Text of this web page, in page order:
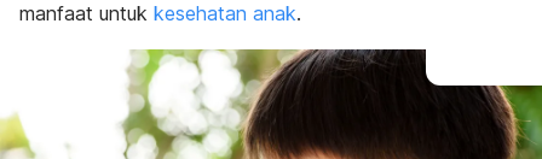
manfaat untuk kesehatan anak.